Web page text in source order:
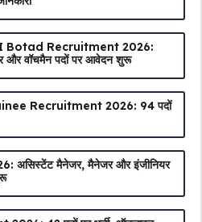
Botad Recruitment 2026:
वॉचमैन पदों पर आवेदन शुरू
Recruitment 2026: 94 पदों
मैनेजर, मैनेजर और इंजीनियर